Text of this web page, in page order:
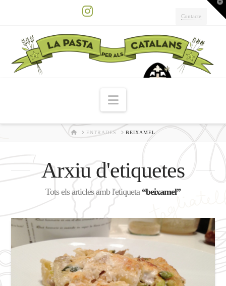
Contacte
Navigation
HOMEENTRADES BEIXAMEL
Arxiu d'etiquetes
Tots els articles amb l'etiqueta “beixamel”